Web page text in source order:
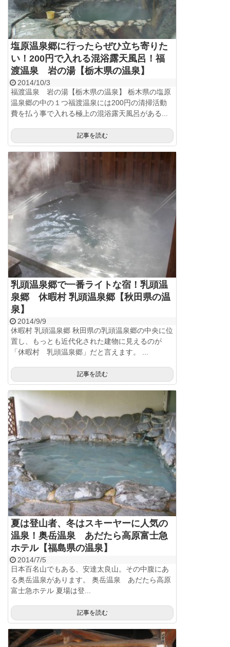
塩原温泉郷に行ったらぜひ立ち寄りた
い！200円で入れる混浴露天風呂！福
渡温泉 岩の湯【栃木県の温泉】
2014/10/3
福渡温泉 岩の湯【栃木県の温泉】 栃木県の塩原
温泉郷の中の１つ福渡温泉には200円の清掃活動
費を払う事で入れる極上の混浴露天風呂がある...
記事を読む
乳頭温泉郷で一番ライトな宿！乳頭温
泉郷 休暇村 乳頭温泉郷【秋田県の温
泉】
2014/9/9
休暇村 乳頭温泉郷 秋田県の乳頭温泉郷の中央に位
置し、もっとも近代化された建物に見えるのが
「休暇村 乳頭温泉郷」だと言えます。 ...
記事を読む
夏は登山者、冬はスキーヤーに人気の
温泉！奥岳温泉 あだたら高原富士急
ホテル【福島県の温泉】
2014/7/5
日本百名山でもある、安達太良山。その中腹にあ
る奥岳温泉があります。 奥岳温泉 あだたら高原
富士急ホテル 夏場は登...
記事を読む